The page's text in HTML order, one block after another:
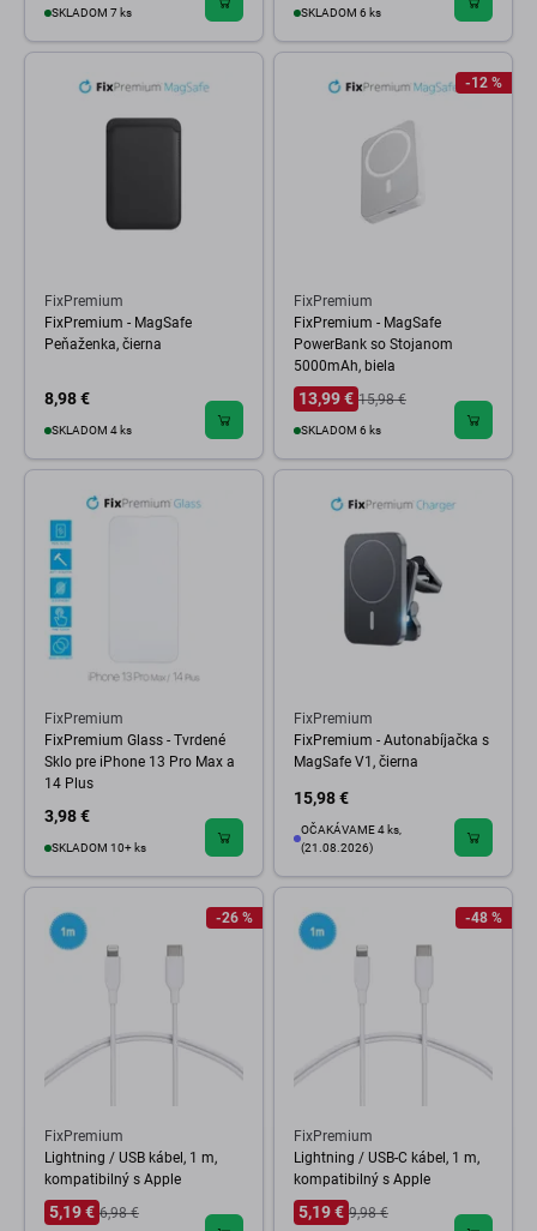
SKLADOM 7 ks SKLADOM 6 ks
FixPremium
FixPremium - MagSafe
Peňaženka, čierna
8,98 €
SKLADOM 4 ks
-12 %
FixPremium
FixPremium - MagSafe
PowerBank so Stojanom
5000mAh, biela
13,99 € 15,98 €
SKLADOM 6 ks
FixPremium
FixPremium Glass - Tvrdené
Sklo pre iPhone 13 Pro Max a
14 Plus
3,98 €
SKLADOM 10+ ks
FixPremium
FixPremium - Autonabíjačka s
MagSafe V1, čierna
15,98 €
OČAKÁVAME 4 ks,
(21.08.2026)
-26 %
FixPremium
Lightning / USB kábel, 1 m,
kompatibilný s Apple
5,19 € 6,98 €
-48 %
FixPremium
Lightning / USB-C kábel, 1 m,
kompatibilný s Apple
5,19 € 9,98 €